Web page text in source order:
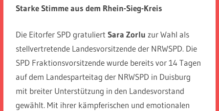
Starke Stimme aus dem Rhein-Sieg-Kreis
Die Eitorfer SPD gratuliertSara Zorlu zur Wahl als
stellvertretende Landesvorsitzende der NRWSPD. Die
SPD Fraktionsvorsitzende wurde bereits vor 14 Tagen
auf dem Landesparteitag der NRWSPD in Duisburg
mit breiter Unterstützung in den Landesvorstand
gewählt. Mit ihrer kämpferischen und emotionalen